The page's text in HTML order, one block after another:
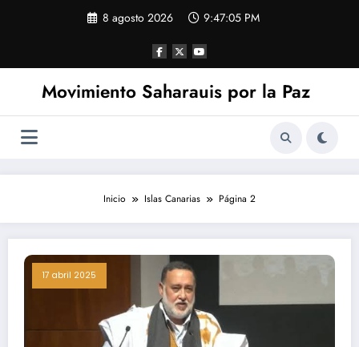
8 agosto 2026 9:47:05 PM
Movimiento Saharauis por la Paz
Inicio Islas Canarias Página 2
17 abril 2025